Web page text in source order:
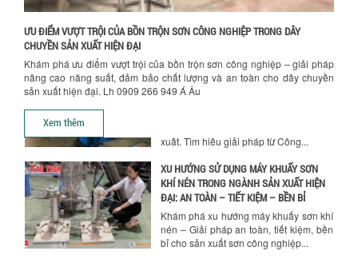
ƯU ĐIỂM VƯỢT TRỘI CỦA BỒN TRỘN SƠN CÔNG NGHIỆP TRONG DÂY
CHUYỀN SẢN XUẤT HIỆN ĐẠI
Khám phá ưu điểm vượt trội của bồn trộn sơn công nghiệp – giải pháp
nâng cao năng suất, đảm bảo chất lượng và an toàn cho dây chuyền
sản xuất hiện đại. Lh 0909 266 949 Á Âu
Xem thêm
Khám phá những yếu tố quan trọng
quyết định chất lượng sản phẩm khi sử
dụng bồn khuấy trộn chất lỏng trong...
TỐI ƯU CHI PHÍ ĐẦU TƯ NHỜ LỰA CHỌN
ĐÚNG DỤNG CỤ KHUẤY SƠN CHO DÂY
CHUYỀN SẢN XUẤT
xuất. Tìm hiểu giải pháp từ Công...
XU HƯỚNG SỬ DỤNG MÁY KHUẤY SƠN
KHÍ NÉN TRONG NGÀNH SẢN XUẤT HIỆN
ĐẠI: AN TOÀN – TIẾT KIỆM – BỀN BỈ
Khám phá xu hướng máy khuấy sơn khí
nén – Giải pháp an toàn, tiết kiệm, bền
bỉ cho sản xuất sơn công nghiệp...